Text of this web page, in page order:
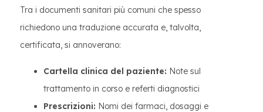
Tra i documenti sanitari più comuni che spesso
richiedono una traduzione accurata e, talvolta,
certificata, si annoverano:
Cartella clinica del paziente: Note sul
trattamento in corso e referti diagnostici
Prescrizioni: Nomi dei farmaci, dosaggi e